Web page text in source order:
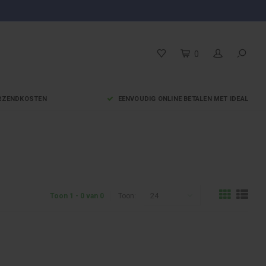
0
EENVOUDIG ONLINE BETALEN MET IDEAL
Toon 1 - 0 van 0 Toon: 24